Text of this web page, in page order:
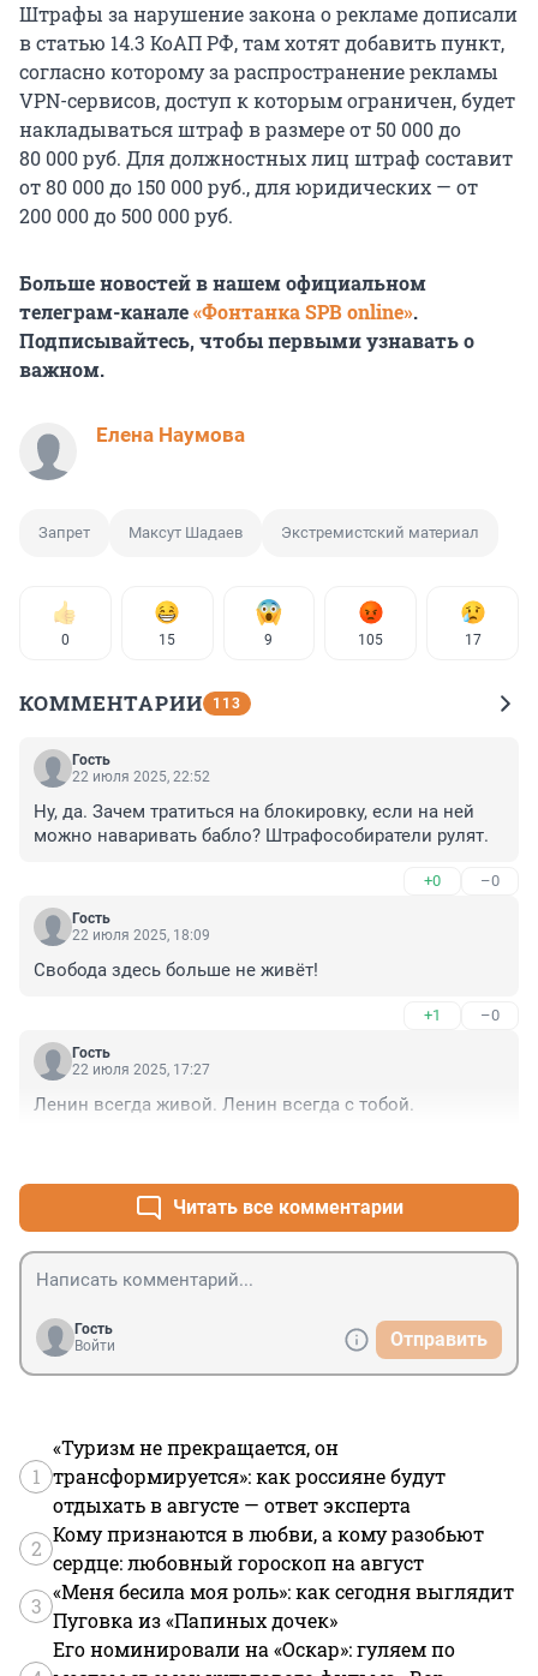
Штрафы за нарушение закона о рекламе дописали
в статью 14.3 КоАП РФ, там хотят добавить пункт,
согласно которому за распространение рекламы
VPN-сервисов, доступ к которым ограничен, будет
накладываться штраф в размере от 50 000 до
80 000 руб. Для должностных лиц штраф составит
от 80 000 до 150 000 руб., для юридических — от
200 000 до 500 000 руб.
Больше новостей в нашем официальном
телеграм-канале«Фонтанка SPB online».
Подписывайтесь, чтобы первыми узнавать о
важном.
Елена Наумова
Запрет Максут Шадаев Экстремистский материал
0 15 9 105 17
КОММЕНТАРИИ 113
Гость
22 июля 2025, 22:52
Ну, да. Зачем тратиться на блокировку, если на ней
можно наваривать бабло? Штрафособиратели рулят.
+0 –0
Гость
22 июля 2025, 18:09
Свобода здесь больше не живёт!
+1 –0
Гость
22 июля 2025, 17:27
Ленин всегда живой. Ленин всегда с тобой.
Читать все комментарии
Гость
Войти
Отправить
1
«Туризм не прекращается, он
трансформируется»: как россияне будут
отдыхать в августе — ответ эксперта
2
Кому признаются в любви, а кому разобьют
сердце: любовный гороскоп на август
3
«Меня бесила моя роль»: как сегодня выглядит
Пуговка из «Папиных дочек»
Его номинировали на «Оскар»: гуляем по